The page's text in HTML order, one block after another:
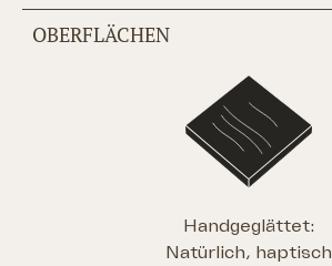
OBERFLÄCHEN
Handgeglättet:
Natürlich, haptisch